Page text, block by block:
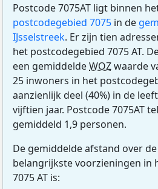
Postcode 7075AT ligt binnen
postcodegebied 7075 in de
IJsselstreek. Er zijn tien
het postcodegebied 7075 AT.
een gemiddeldeWOZwaarde
25 inwoners in het
aanzienlijk deel (40%) in de
vijftien jaar. Postcode 7075AT
gemiddeld 1,9 personen.
De gemiddelde afstand over
belangrijkste voorzieningen in
7075 AT is: